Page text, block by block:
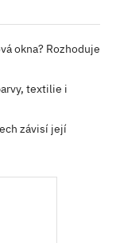
okna? Rozhoduje
textilie i
závisí její